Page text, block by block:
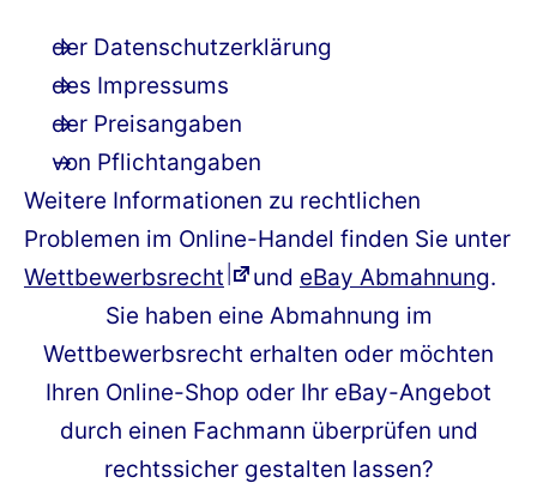
der Datenschutzerklärung
des Impressums
der Preisangaben
von Pflichtangaben
Weitere Informationen zu rechtlichen
Problemen im Online-Handel finden Sie unter
Wettbewerbsrecht
und eBay Abmahnung.
Sie haben eine Abmahnung im
Wettbewerbsrecht erhalten oder möchten
Ihren Online-Shop oder Ihr eBay-Angebot
durch einen Fachmann überprüfen und
rechtssicher gestalten lassen?